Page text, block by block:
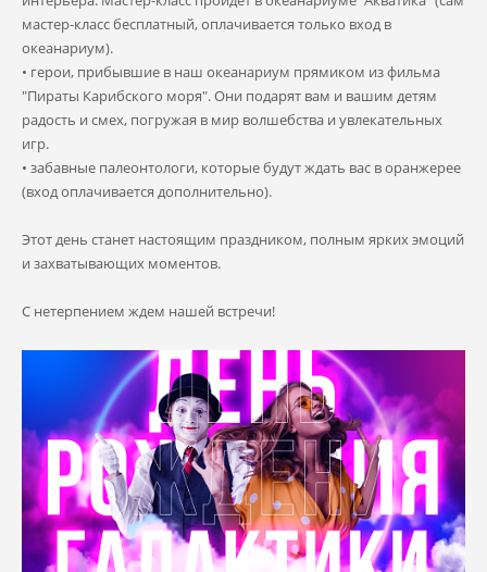
мастер-класс бесплатный, оплачивается только вход в
океанариум).
• герои, прибывшие в наш океанариум прямиком из фильма
"Пираты Карибского моря". Они подарят вам и вашим детям
радость и смех, погружая в мир волшебства и увлекательных
игр.
• забавные палеонтологи, которые будут ждать вас в оранжерее
(вход оплачивается дополнительно).
Этот день станет настоящим праздником, полным ярких эмоций
и захватывающих моментов.
С нетерпением ждем нашей встречи!